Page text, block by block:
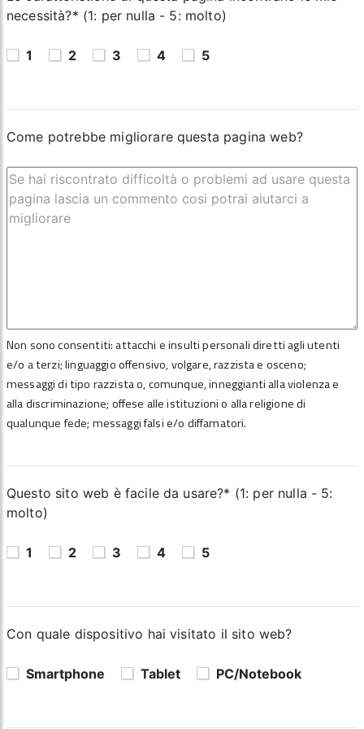
necessità?* (1: per nulla - 5: molto)
1 2 3 4 5
Come potrebbe migliorare questa pagina web?
Non sono consentiti: attacchi e insulti personali diretti agli utenti
e/o a terzi; linguaggio offensivo, volgare, razzista e osceno;
messaggi di tipo razzista o, comunque, inneggianti alla violenza e
alla discriminazione; offese alle istituzioni o alla religione di
qualunque fede; messaggi falsi e/o diffamatori.
Questo sito web è facile da usare?* (1: per nulla - 5:
molto)
1 2 3 4 5
Con quale dispositivo hai visitato il sito web?
Smartphone Tablet PC/Notebook